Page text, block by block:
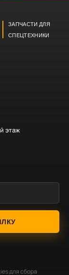
ЗАПЧАСТИ ДЛЯ
СПЕЦТЕХНИКИ
этаж
для сбора